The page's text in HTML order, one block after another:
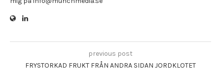
previous post
FRYSTORKAD FRUKT FRÅN ANDRA SIDAN JORDKLOTET